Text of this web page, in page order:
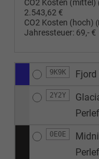
CO2 Kosten (mittel)
2.543,62 €
CO2 Kosten (hoch)
Jahressteuer: 69,- €
9K9K
2Y2Y
0E0E